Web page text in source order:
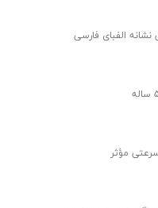
الفبای فارسی
مؤثر